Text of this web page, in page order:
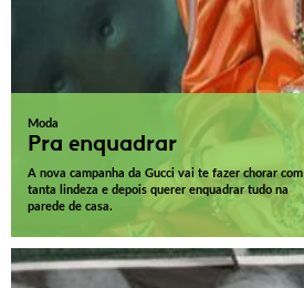
Moda
Pra enquadrar
A nova campanha da Gucci vai te fazer chorar com
tanta lindeza e depois querer enquadrar tudo na
parede de casa.